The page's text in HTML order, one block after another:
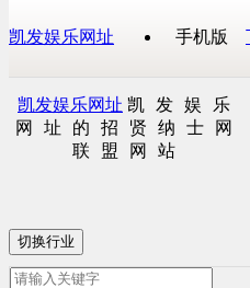
凯发娱乐网址 手机版
凯发娱乐网址 凯发娱乐
网址的招贤纳士网
联盟网站
切换行业